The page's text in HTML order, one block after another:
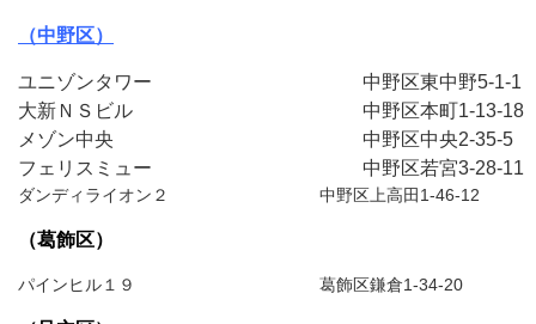
（中野区）
ユニゾンタワー　　　　　　　　　　　中野区
大新ＮＳビル　　　　　　　　　　　　中野区
メゾン中央　　　　　　　　　　　　　中野
フェリスミュー　　　　　　　　　　　中野区
（葛飾区）
パインヒル１９　　　　　　　　　　　葛飾区鎌倉1-34-20